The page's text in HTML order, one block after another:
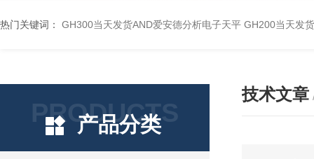
热门关键词： GH300当天发货AND爱安德分析电子天平 GH200当天发
PRODUCTS
产品分类
技术文章